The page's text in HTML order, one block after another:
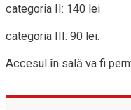
categoria II: 140 lei
categoria III: 90 lei.
Accesul în sală va fi